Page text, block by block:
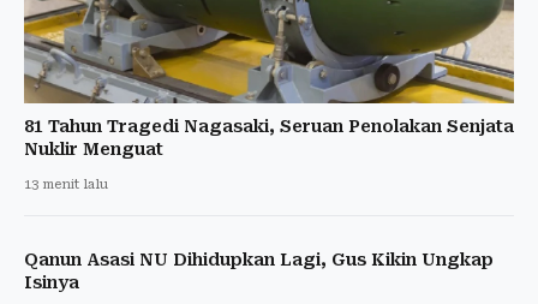
81 Tahun Tragedi Nagasaki, Seruan Penolakan Senjata
Nuklir Menguat
13 menit lalu
Qanun Asasi NU Dihidupkan Lagi, Gus Kikin Ungkap
Isinya